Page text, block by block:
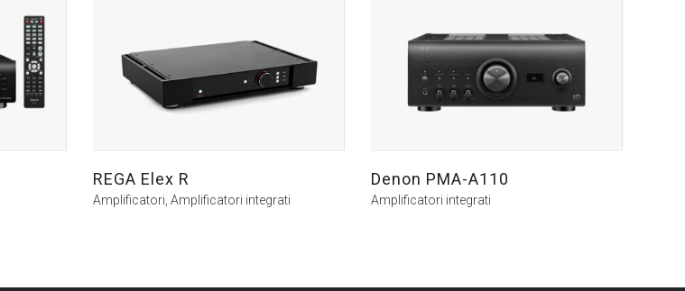
REGA Elex R
Amplificatori, Amplificatori integrati
Denon PMA-A110
Amplificatori integrati